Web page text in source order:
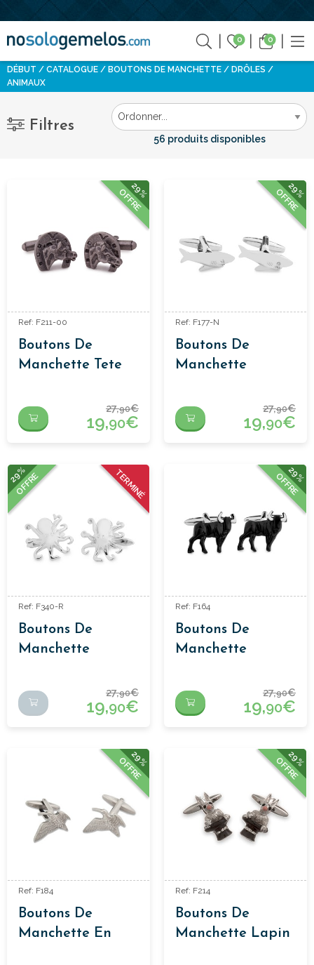
0 0
DÉBUT CATALOGUE BOUTONS DE MANCHETTE
DRÔLES
ANIMAUX
Filtres
56 produits disponibles
29%
OFFRE
Ref: F211-00
Boutons De
Manchette Tete
Cheval
27,90€
19,90€
29%
OFFRE
Ref: F177-N
Boutons De
Manchette
27,90€
19,90€
TERMINÉ
29%
OFFRE
Ref: F340-R
Boutons De
Manchette
27,90€
19,90€
29%
OFFRE
Ref: F164
Boutons De
Manchette
27,90€
19,90€
29%
OFFRE
Ref: F184
Boutons De
Manchette En
29%
OFFRE
Ref: F214
Boutons De
Manchette Lapin